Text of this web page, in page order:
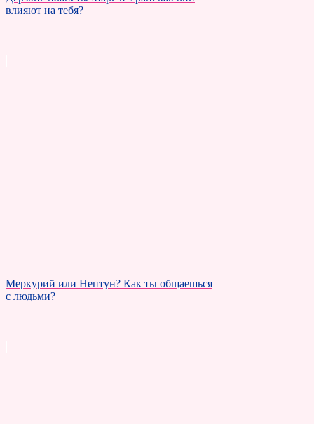
влияют на тебя?
Меркурий или Нептун? Как ты общаешься
с людьми?